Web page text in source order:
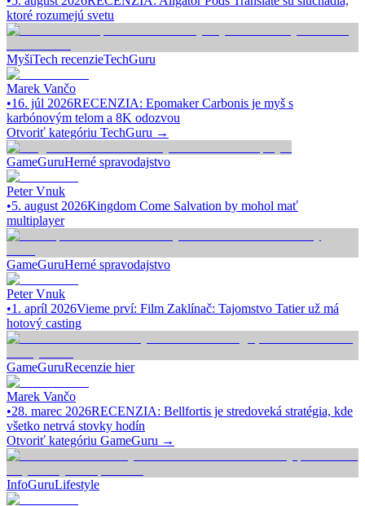
ktoré rozumejú svetu
MyšiTech recenzieTechGuru
Marek Vančo
•16. júl 2026RECENZIA: Epomaker Carbonis je myš s
karbónovým telom a 8K odozvou
Otvoriť kategóriu TechGuru →
GameGuruHerné spravodajstvo
Peter Vnuk
•5. august 2026Kingdom Come Salvation by mohol mať
multiplayer
GameGuruHerné spravodajstvo
Peter Vnuk
•1. apríl 2026Vieme prví: Film Zaklínač: Tajomstvo Tatier už má
hotový casting
GameGuruRecenzie hier
Marek Vančo
•28. marec 2026RECENZIA: Bellfortis je stredoveká stratégia, kde
všetko netrvá stovky hodín
Otvoriť kategóriu GameGuru →
InfoGuruLifestyle